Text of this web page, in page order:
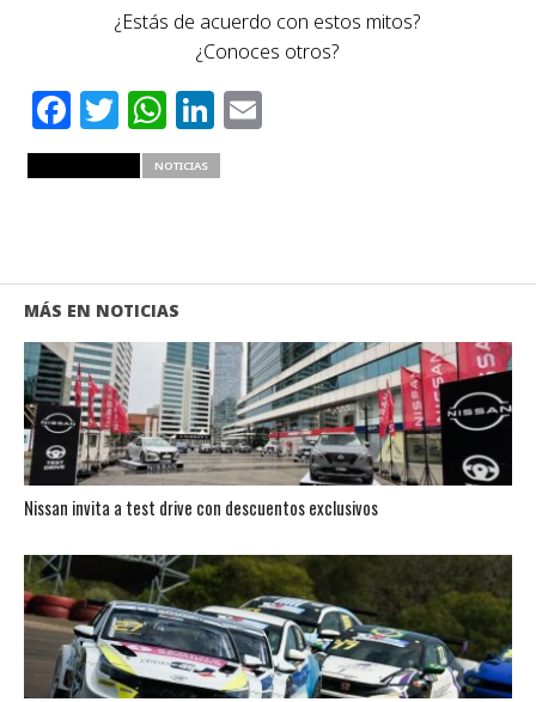
¿Estás de acuerdo con estos mitos?
¿Conoces otros?
Facebook
Twitter
WhatsApp
LinkedIn
Email
NOTICIAS
MÁS EN NOTICIAS
Nissan invita a test drive con descuentos exclusivos